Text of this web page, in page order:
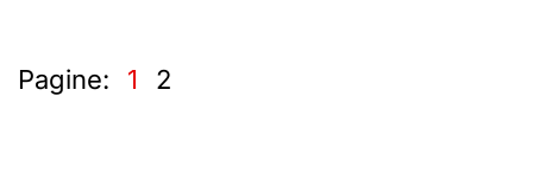
Pagine: 1 2